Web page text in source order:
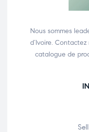
Nous sommes
d’Ivoire.
catalogue de